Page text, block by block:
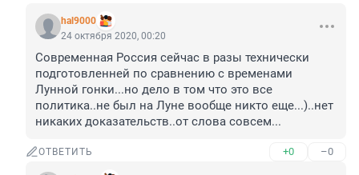
hal9000
24 октября 2020, 00:20
Современная Россия сейчас в разы технически
подготовленней по сравнению с временами
Лунной гонки...но дело в том что это все
политика..не был на Луне вообще никто еще...)..нет
никаких доказательств..от слова совсем...
ОТВЕТИТЬ +0 –0